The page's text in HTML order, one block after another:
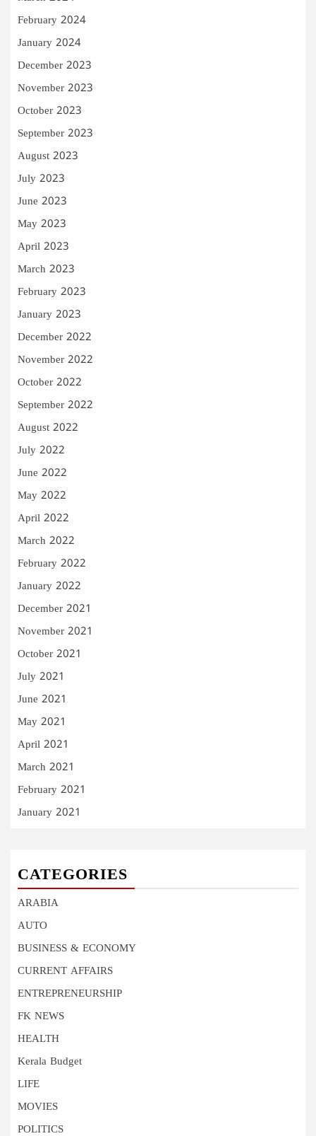
February 2024
January 2024
December 2023
November 2023
October 2023
September 2023
August 2023
July 2023
June 2023
May 2023
April 2023
March 2023
February 2023
January 2023
December 2022
November 2022
October 2022
September 2022
August 2022
July 2022
June 2022
May 2022
April 2022
March 2022
February 2022
January 2022
December 2021
November 2021
October 2021
July 2021
June 2021
May 2021
April 2021
March 2021
February 2021
January 2021
CATEGORIES
ARABIA
AUTO
BUSINESS & ECONOMY
CURRENT AFFAIRS
ENTREPRENEURSHIP
FK NEWS
HEALTH
Kerala Budget
LIFE
MOVIES
POLITICS